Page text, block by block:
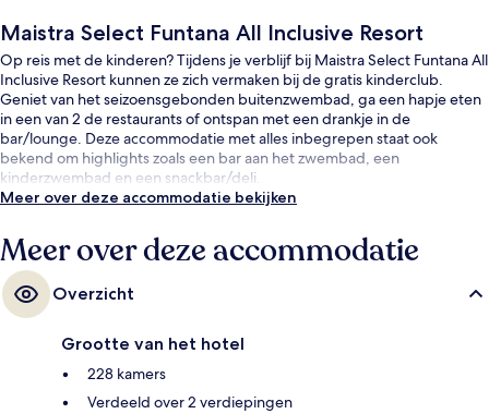
Maistra Select Funtana All Inclusive Resort
Op reis met de kinderen? Tijdens je verblijf bij Maistra Select Funtana All
Inclusive Resort kunnen ze zich vermaken bij de gratis kinderclub.
Geniet van het seizoensgebonden buitenzwembad, ga een hapje eten
in een van 2 de restaurants of ontspan met een drankje in de
bar/lounge. Deze accommodatie met alles inbegrepen staat ook
bekend om highlights zoals een bar aan het zwembad, een
kinderzwembad en een snackbar/deli.
Meer over deze accommodatie bekijken
Meer over deze accommodatie
Overzicht
Grootte van het hotel
228 kamers
Verdeeld over 2 verdiepingen